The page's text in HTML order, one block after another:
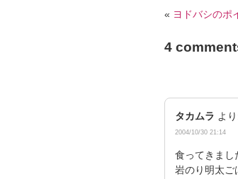
« ヨドバシのポ
4
タカムラ よ
2004/10/30 21:14
食ってきまし
岩のり明太ご